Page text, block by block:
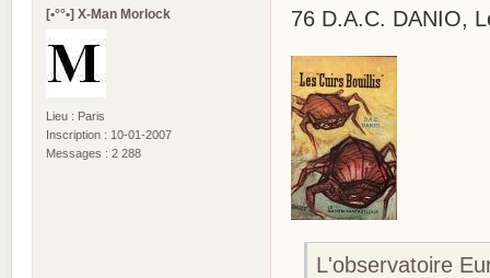
[•°°•] X-Man Morlock
Lieu : Paris
Inscription : 10-01-2007
Messages : 2 288
76 D.A.C. DANIO,
L'observatoire